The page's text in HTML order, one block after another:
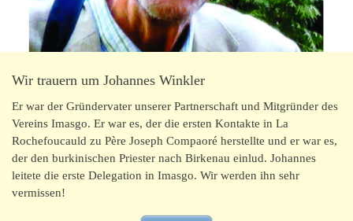
Wir trauern um Johannes Winkler
Er war der Gründervater unserer Partnerschaft und Mitgründer des
Vereins Imasgo. Er war es, der die ersten Kontakte in La
Rochefoucauld zu Père Joseph Compaoré herstellte und er war es,
der den burkinischen Priester nach Birkenau einlud. Johannes
leitete die erste Delegation in Imasgo. Wir werden ihn sehr
vermissen!